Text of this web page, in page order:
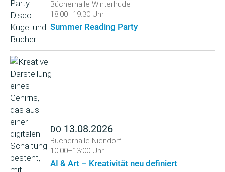
Bücherhalle Winterhude
18:00–19:30 Uhr
Summer Reading Party
DO 13.08.2026
Bücherhalle Niendorf
10:00–13:00 Uhr
AI & Art – Kreativität neu definiert